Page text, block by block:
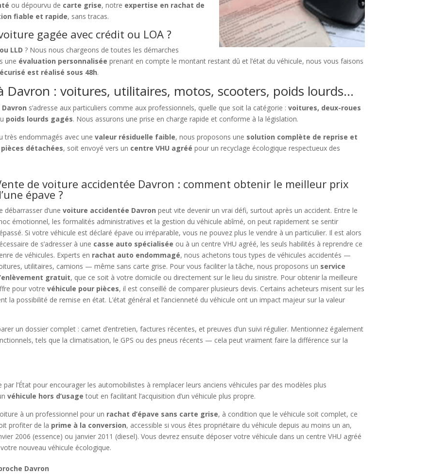
ou dépourvu de carte grise, notre expertise en rachat de
fiable et rapide, sans tracas.
gagée avec crédit ou LOA ?
LLD ? Nous nous chargeons de toutes les démarches
une évaluation personnalisée prenant en compte le montant restant dû et l’état du véhicule, nous vous faisons
est réalisé sous 48h.
Davron : voitures, utilitaires, motos, scooters, poids lourds…
s’adresse aux particuliers comme aux professionnels, quelle que soit la catégorie :voitures, deux-roues
poids lourds gagés. Nous assurons une prise en charge rapide et conforme à la législation.
très endommagés avec unevaleur résiduelle faible, nous proposons une solution complète de reprise et
détachées, soit envoyé vers un centre VHU agréé pour un recyclage écologique respectueux des
de voiture accidentée Davron : comment obtenir le meilleur prix
épave ?
débarrasser d’unevoiture accidentée Davron peut vite devenir un vrai défi, surtout après un accident. Entre le
émotionnel, les formalités administratives et la gestion du véhicule abîmé, on peut rapidement se sentir
Si votre véhicule est déclaré épave ou irréparable, vous ne pouvez plus le vendre à un particulier. Il est alors
de s’adresser à une casse auto spécialisée ou à un centre VHU agréé, les seuls habilités à reprendre ce
de véhicules. Experts en rachat auto endommagé, nous achetons tous types de véhicules accidentés —
utilitaires, camions — même sans carte grise. Pour vous faciliter la tâche, nous proposons un service
gratuit, que ce soit à votre domicile ou directement sur le lieu du sinistre. Pour obtenir la meilleure
pour votrevéhicule pour pièces, il est conseillé de comparer plusieurs devis. Certains acheteurs misent sur les
la possibilité de remise en état. L’état général et l’ancienneté du véhicule ont un impact majeur sur la valeur
un dossier complet : carnet d’entretien, factures récentes, et preuves d’un suivi régulier. Mentionnez également
tels que la climatisation, le GPS ou des pneus récents — cela peut vraiment faire la différence sur la
l’État pour encourager les automobilistes à remplacer leurs anciens véhicules par des modèles plus
véhicule hors d’usage tout en facilitant l’acquisition d’un véhicule plus propre.
à un professionnel pour un rachat d’épave sans carte grise, à condition que le véhicule soit complet, ce
profiter de la prime à la conversion, accessible si vous êtes propriétaire du véhicule depuis au moins un an,
2006 (essence) ou janvier 2011 (diesel). Vous devrez ensuite déposer votre véhicule dans un centre VHU agréé
nouveau véhicule écologique.
Davron